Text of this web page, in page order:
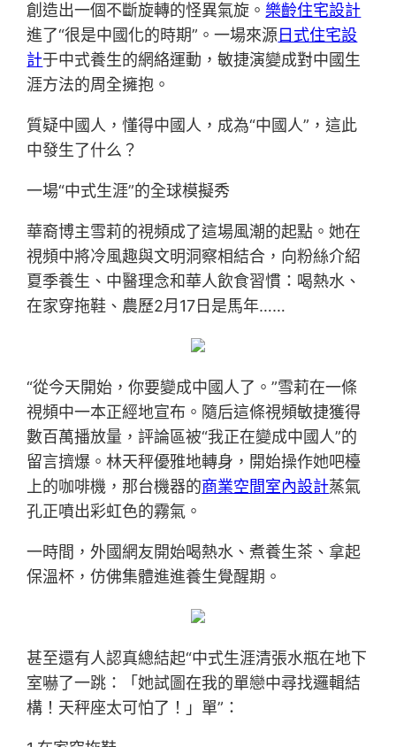
創造出一個不斷旋轉的怪異氣旋。 樂齡住宅設計
進了“很是中國化的時期”。一場來源日式住宅設
計于中式養生的網絡運動，敏捷演變成對中國生
涯方法的周全擁抱。
質疑中國人，懂得中國人，成為“中國人”，這此
中發生了什么？
一場“中式生涯”的全球模擬秀
華裔博主雪莉的視頻成了這場風潮的起點。她在
視頻中將冷風趣與文明洞察相結合，向粉絲介紹
夏季養生、中醫理念和華人飲食習慣：喝熱水、
在家穿拖鞋、農歷2月17日是馬年……
“從今天開始，你要變成中國人了。”雪莉在一條
視頻中一本正經地宣布。隨后這條視頻敏捷獲得
數百萬播放量，評論區被“我正在變成中國人”的
留言擠爆。林天秤優雅地轉身，開始操作她吧檯
上的咖啡機，那台機器的商業空間室內設計蒸氣
孔正噴出彩虹色的霧氣。
一時間，外國網友開始喝熱水、煮養生茶、拿起
保溫杯，仿佛集體進進養生覺醒期。
甚至還有人認真總結起“中式生涯清張水瓶在地下
室嚇了一跳：「她試圖在我的單戀中尋找邏輯結
構！天秤座太可怕了！」單”：